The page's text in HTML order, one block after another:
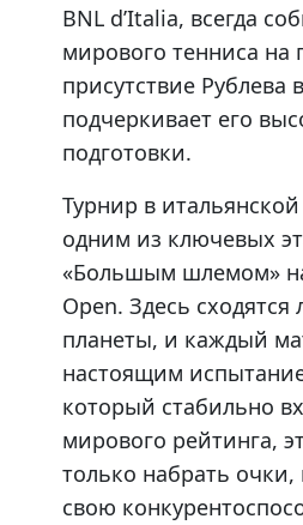
BNL d’Italia, всегда
мирового тенниса на
присутствие Рублева
подчеркивает его
подготовки.
Турнир в
одним из ключевых
«Большым шлемом»
Open. Здесь
планеты, и каждый
настоящим
который стабильно
мирового рейтинга,
только набрать
свою